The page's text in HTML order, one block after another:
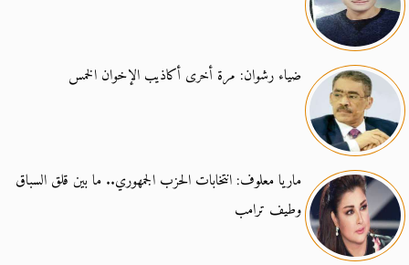
ضياء رشوان: مرة أخرى أكاذيب الإخوان الخمس
ماريا معلوف: انتخابات الحزب الجمهوري.. ما بين قلق السباق
وطيف ترامب